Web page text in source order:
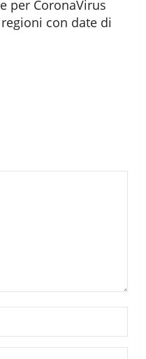
per CoronaVirus
con date di